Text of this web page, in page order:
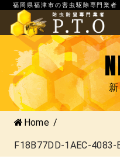
福岡県福津市の害虫駆除専門業
Home /
F18B77DD-1AEC-